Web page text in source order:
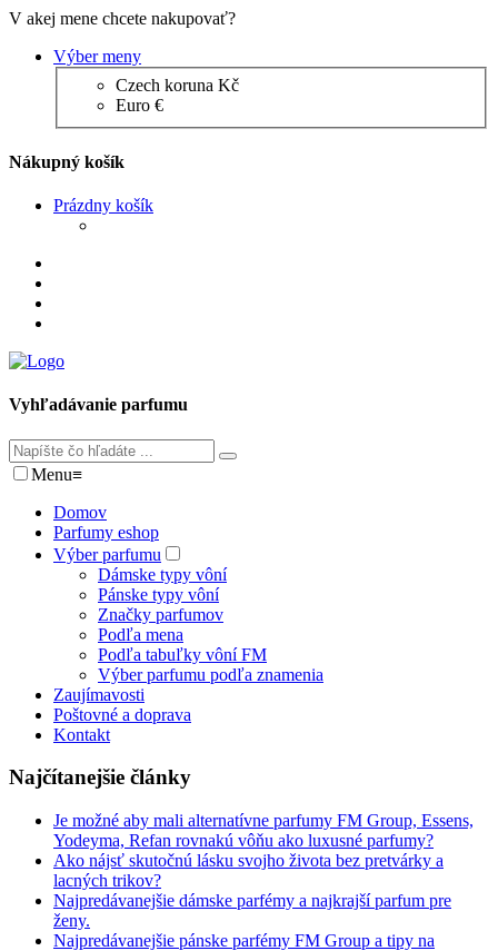
V akej mene chcete nakupovať?
Výber meny
Czech koruna Kč
Euro €
Nákupný košík
Prázdny košík
Vyhľadávanie parfumu
Menu≡
Domov
Parfumy eshop
Výber parfumu
Dámske typy vôní
Pánske typy vôní
Značky parfumov
Podľa mena
Podľa tabuľky vôní FM
Výber parfumu podľa znamenia
Zaujímavosti
Poštovné a doprava
Kontakt
Najčítanejšie články
Je možné aby mali alternatívne parfumy FM Group, Essens,
Yodeyma, Refan rovnakú vôňu ako luxusné parfumy?
Ako nájsť skutočnú lásku svojho života bez pretvárky a
lacných trikov?
Najpredávanejšie dámske parfémy a najkrajší parfum pre
ženy.
Najpredávanejšie pánske parfémy FM Group a tipy na